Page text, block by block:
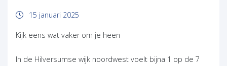
15 januari 2025
Kijk eens wat vaker om je heen
In de Hilversumse wijk noordwest voelt bijna 1 op de 7